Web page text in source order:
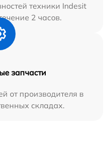
техники Indesit
2 часов.
запчасти
от производителя в
складах.